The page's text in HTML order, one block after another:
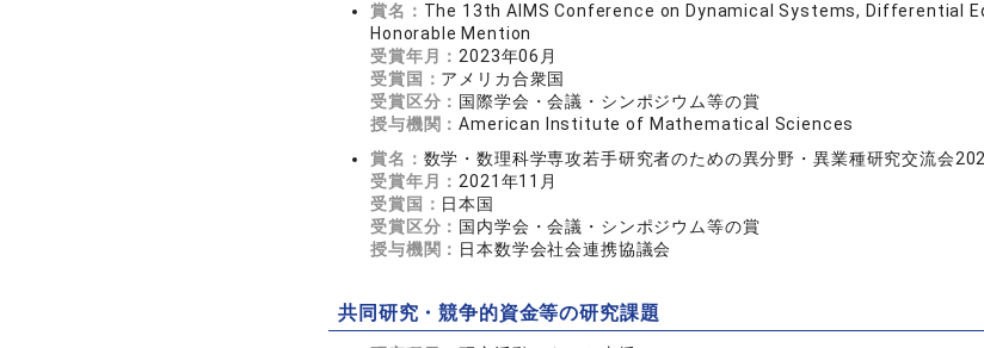
賞名： The 13th AIMS Conference on Dynamical Systems, Differential
Honorable Mention
受賞年月： 2023年06月
受賞国： アメリカ合衆国
受賞区分： 国際学会・会議・シンポジウム等の賞
授与機関：American Institute of Mathematical Sciences
賞名： 数学・数理科学専攻若手研究者のための異分野・異業種研究交流会
受賞年月： 2021年11月
受賞国： 日本国
受賞区分： 国内学会・会議・シンポジウム等の賞
授与機関： 日本数学会社会連携協議会
共同研究・競争的資金等の研究課題